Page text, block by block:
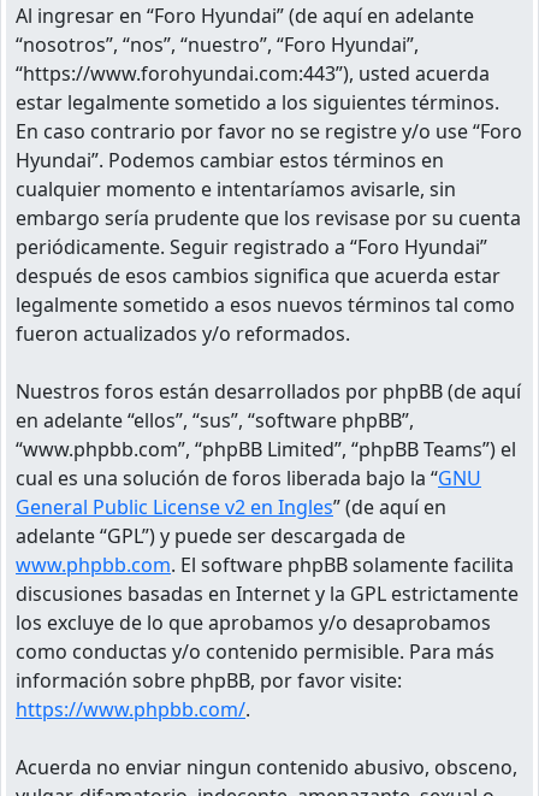
Al ingresar en “Foro Hyundai” (de aquí en adelante
“nosotros”, “nos”, “nuestro”, “Foro Hyundai”,
“https://www.forohyundai.com:443”), usted acuerda
estar legalmente sometido a los siguientes términos.
En caso contrario por favor no se registre y/o use “Foro
Hyundai”. Podemos cambiar estos términos en
cualquier momento e intentaríamos avisarle, sin
embargo sería prudente que los revisase por su cuenta
periódicamente. Seguir registrado a “Foro Hyundai”
después de esos cambios significa que acuerda estar
legalmente sometido a esos nuevos términos tal como
fueron actualizados y/o reformados.
Nuestros foros están desarrollados por phpBB (de aquí
en adelante “ellos”, “sus”, “software phpBB”,
“www.phpbb.com”, “phpBB Limited”, “phpBB Teams”) el
cual es una solución de foros liberada bajo la “GNU
General Public License v2 en Ingles” (de aquí en
adelante “GPL”) y puede ser descargada de
www.phpbb.com. El software phpBB solamente facilita
discusiones basadas en Internet y la GPL estrictamente
los excluye de lo que aprobamos y/o desaprobamos
como conductas y/o contenido permisible. Para más
información sobre phpBB, por favor visite:
https://www.phpbb.com/.
Acuerda no enviar ningun contenido abusivo, obsceno,